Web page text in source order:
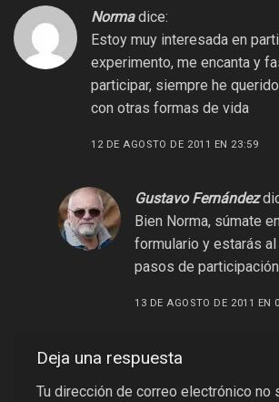
Norma dice:
Estoy muy interesada en
experimento, me encanta y
participar, siempre he
con otras formas de vida
12 DE AGOSTO DE 2011 EN 23:59
Gustavo Fernández
Bien Norma, súmate
formulario y estarás
pasos de
13 DE AGOSTO DE 2011 EN
Deja una respuesta
Tu dirección de correo electrónico no